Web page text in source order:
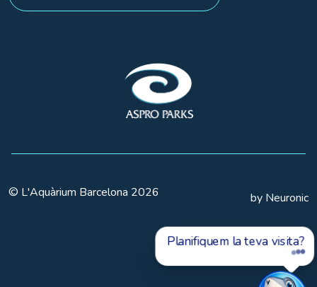
© L'Aquàrium Barcelona 2026 by Neuronic
Planifiquem la teva visita?